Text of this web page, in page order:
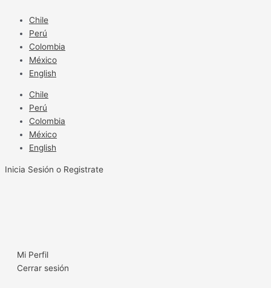
contenido
Chile
Perú
Colombia
México
English
Chile
Perú
Colombia
México
English
Inicia Sesión o Registrate
Mi Perfil
Cerrar sesión